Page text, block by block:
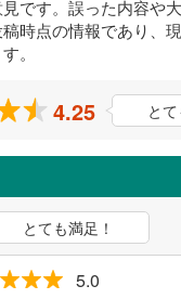
です。誤った内容や
時点の情報であり、
。
4.25 とて
とても満足！
5.0